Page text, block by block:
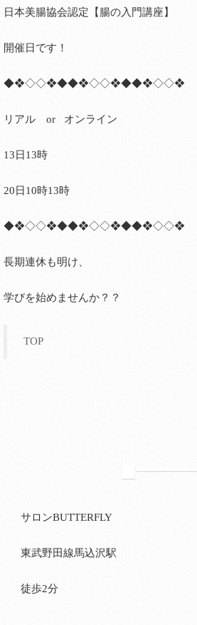
日本美腸協会認定【腸の入門講座】
開催日です！
◆❖◇◇❖◆◆❖◇◇❖◆◆❖◇◇❖
リアルor オンライン
13日13時
20日10時13時
◆❖◇◇❖◆◆❖◇◇❖◆◆❖◇◇❖
長期連休も明け、
学びを始めませんか？？
TOP
■
サロンBUTTERFLY
東武野田線馬込沢駅
徒歩2分